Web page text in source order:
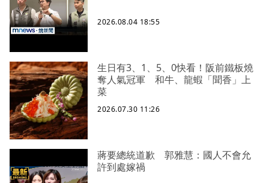
2026.08.04 18:55
生日有3、1、5、0快看！阪前鐵板燒
奪人氣冠軍 和牛、龍蝦「聞香」上
菜
2026.07.30 11:26
蔣要總統道歉 郭雅慧：國人不會允
許到處嫁禍